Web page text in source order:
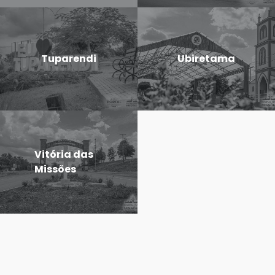
Tuparendi Ubiretama
Vitória das
Missões